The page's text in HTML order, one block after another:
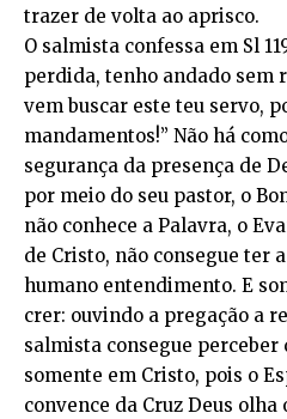
trazer de volta ao aprisco.
O salmista confessa em Sl
perdida, tenho andado sem
vem buscar este teu servo,
mandamentos!” Não há
segurança da presença de
por meio do seu pastor, o
não conhece a Palavra, o
de Cristo, não consegue ter
humano entendimento. E
crer: ouvindo a pregação a
salmista consegue perceber
somente em Cristo, pois o
convence da Cruz Deus